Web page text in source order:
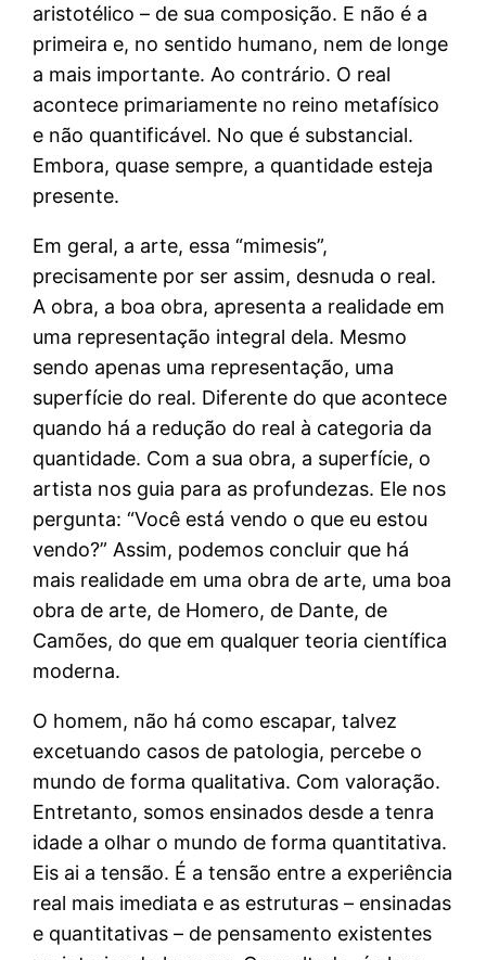
aristotélico – de sua composição. E não é a
primeira e, no sentido humano, nem de longe
a mais importante. Ao contrário. O real
acontece primariamente no reino metafísico
e não quantificável. No que é substancial.
Embora, quase sempre, a quantidade esteja
presente.
Em geral, a arte, essa “mimesis”,
precisamente por ser assim, desnuda o real.
A obra, a boa obra, apresenta a realidade em
uma representação integral dela. Mesmo
sendo apenas uma representação, uma
superfície do real. Diferente do que acontece
quando há a redução do real à categoria da
quantidade. Com a sua obra, a superfície, o
artista nos guia para as profundezas. Ele nos
pergunta: “Você está vendo o que eu estou
vendo?” Assim, podemos concluir que há
mais realidade em uma obra de arte, uma boa
obra de arte, de Homero, de Dante, de
Camões, do que em qualquer teoria científica
moderna.
O homem, não há como escapar, talvez
excetuando casos de patologia, percebe o
mundo de forma qualitativa. Com valoração.
Entretanto, somos ensinados desde a tenra
idade a olhar o mundo de forma quantitativa.
Eis ai a tensão. É a tensão entre a experiência
real mais imediata e as estruturas – ensinadas
e quantitativas – de pensamento existentes